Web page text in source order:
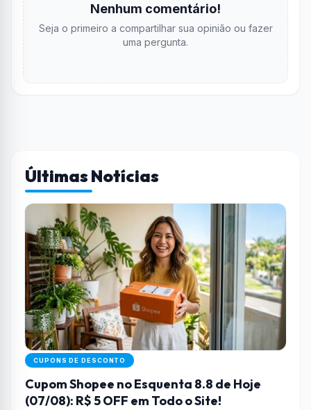
Nenhum comentário!
Seja o primeiro a compartilhar sua opinião ou fazer
uma pergunta.
Últimas Notícias
CUPONS DE DESCONTO
Cupom Shopee no Esquenta 8.8 de Hoje
(07/08): R$ 5 OFF em Todo o Site!